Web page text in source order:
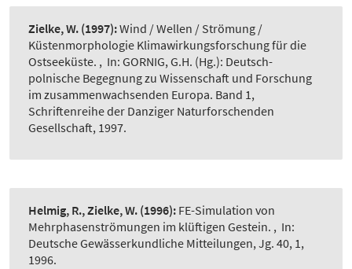
Zielke, W. (1997):Wind / Wellen / Strömung /
Küstenmorphologie Klimawirkungsforschung für die
Ostseeküste. , In: GORNIG, G.H. (Hg.): Deutsch-
polnische Begegnung zu Wissenschaft und Forschung
im zusammenwachsenden Europa. Band 1,
Schriftenreihe der Danziger Naturforschenden
Gesellschaft, 1997.
Helmig, R., Zielke, W. (1996): FE-Simulation von
Mehrphasenströmungen im klüftigen Gestein. , In:
Deutsche Gewässerkundliche Mitteilungen, Jg. 40, 1,
1996.